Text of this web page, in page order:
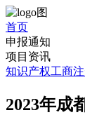
首页
申报通知
项目资讯
知识产权工商
2023年成